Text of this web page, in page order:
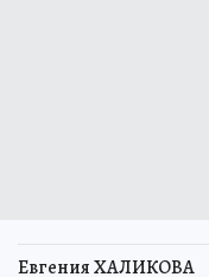
Евгения ХАЛИКОВА